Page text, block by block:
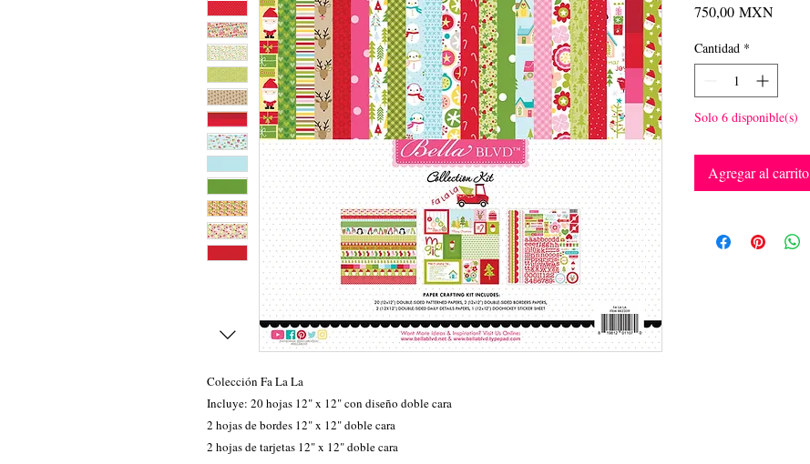
Colección Fa La La
Incluye: 20 hojas 12" x 12" con diseño doble cara
2 hojas de bordes 12" x 12" doble cara
2 hojas de tarjetas 12" x 12" doble cara
750,00 MXNPrecio
Cantidad *
Solo 6 disponible(s)
Agregar al carrito